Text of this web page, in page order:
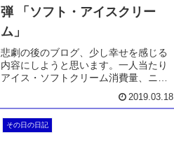
弾 「ソフト・アイスクリー
ム」
悲劇の後のブログ、少し幸せを感じる
内容にしようと思います。一人当たり
アイス・ソフトクリーム消費量、ニュ
ます。季節に関係なく一年中、kiwiが楽
トで購入できるアイスでもとても美
2019.03.18
その日の日記